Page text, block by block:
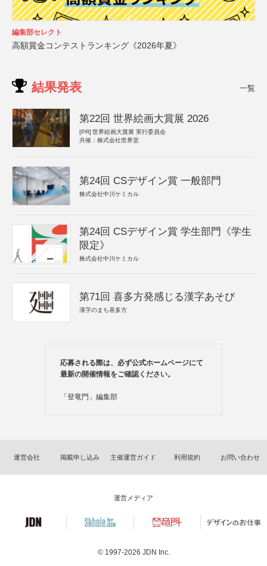
編集部セレクト
高額賞金コンテストランキング《2026年夏》
結果発表 一覧
第22回 世界絵画大賞展 2026
[PR] 世界絵画大賞展 実行委員会
共催：株式会社世界堂
第24回 CSデザイン賞 一般部門
株式会社中川ケミカル
第24回 CSデザイン賞 学生部門《学生
限定》
株式会社中川ケミカル
第71回 喜多方発感じる漢字あそび
漢字のまち喜多方
応募される際は、必ず公式ホームページにて
最新の開催情報をご確認ください。
「登竜門」編集部
運営会社 掲載申し込み 主催運営ガイド 利用規約 お問い合わせ
運営メディア
© 1997-2026 JDN Inc.